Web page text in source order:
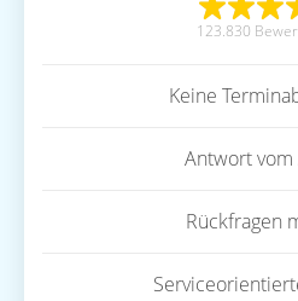
123.830
Keine
Antwort
Rückfragen